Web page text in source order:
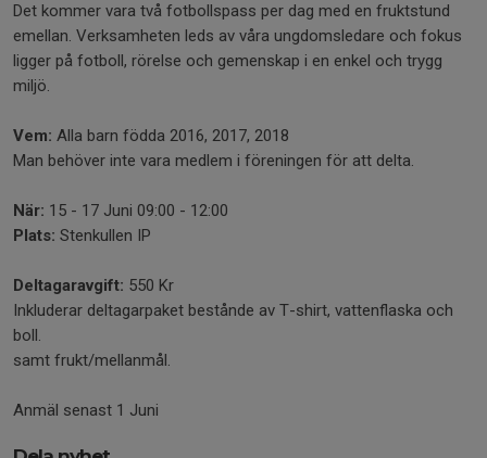
Det kommer vara två fotbollspass per dag med en fruktstund
emellan. Verksamheten leds av våra ungdomsledare och fokus
ligger på fotboll, rörelse och gemenskap i en enkel och trygg
miljö.
Vem: Alla barn födda 2016, 2017, 2018
Man behöver inte vara medlem i föreningen för att delta.
När: 15 - 17 Juni 09:00 - 12:00
Plats: Stenkullen IP
Deltagaravgift: 550 Kr
Inkluderar deltagarpaket bestånde av T-shirt, vattenflaska och
boll.
samt frukt/mellanmål.
Anmäl senast 1 Juni